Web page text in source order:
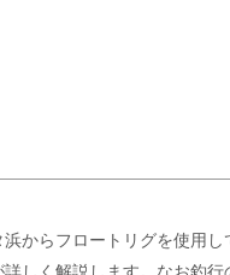
からフロートリグを使用
しく解説します。なお釣